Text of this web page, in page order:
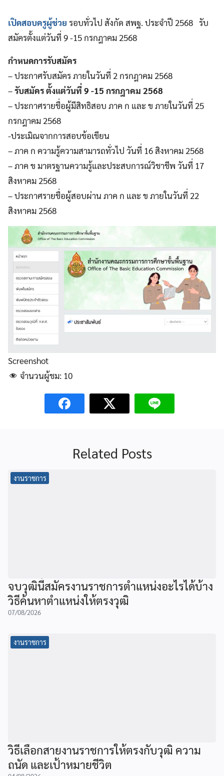
เปิดสอบครูผู้ช่วย รอบทั่วไป สังกัด สพฐ. ประจำปี 2568 รับ
สมัครตั้งแต่วันที่ 9 -15 กรกฎาคม 2568
กำหนดการรับสมัคร
– ประกาศรับสมัคร ภายในวันที่ 2 กรกฎาคม 2568
–รับสมัคร ตั้งแต่วันที่ 9 -15 กรกฎาคม 2568
– ประกาศรายชื่อผู้มีสิทธิสอบ ภาค ก และ ข ภายในวันที่ 25
กรกฎาคม 2568
-ประเมิณจากการสอบข้อเขียน
– ภาค ก ความรู้ความสามารถทั่วไป วันที่ 16 สิงหาคม 2568
– ภาค ข มาตรฐานความรู้และประสบการณ์วิชาชีพ วันที่ 17
สิงหาคม 2568
– ประกาศรายชื่อผู้สอบผ่าน ภาค ก และ ข ภายในวันที่ 22
สิงหาคม 2568
Screenshot
จำนวนผู้ชม: 10
Related Posts
งานราชการ
จบวุฒินี้สมัครงานราชการตำแหน่งอะไรได้บ้าง
วิธีค้นหาตำแหน่งให้ตรงวุฒิ
07/08/2026
งานราชการ
วิธีเลือกสายงานราชการให้ตรงกับวุฒิ ความ
ถนัด และเป้าหมายชีวิต